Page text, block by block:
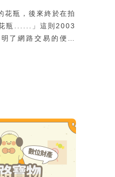
花瓶，後來終於在拍
瓶......」這則2003
了網路交易的便利
顯得很重要。